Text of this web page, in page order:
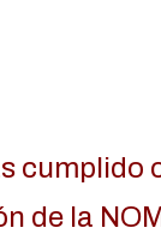
cumplido
de la